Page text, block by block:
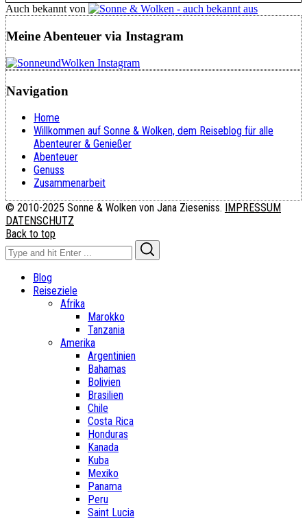
Auch bekannt von
Meine Abenteuer via Instagram
Navigation
Home
Willkommen auf Sonne & Wolken, dem Reiseblog für alle
Abenteurer & Genießer
Abenteuer
Genuss
Zusammenarbeit
© 2010-2025 Sonne & Wolken von Jana Zieseniss.
IMPRESSUM
DATENSCHUTZ
Back to top
Search
for:
Blog
Reiseziele
Afrika
Marokko
Tanzania
Amerika
Argentinien
Bahamas
Bolivien
Brasilien
Chile
Costa Rica
Honduras
Kanada
Kuba
Mexiko
Panama
Peru
Saint Lucia